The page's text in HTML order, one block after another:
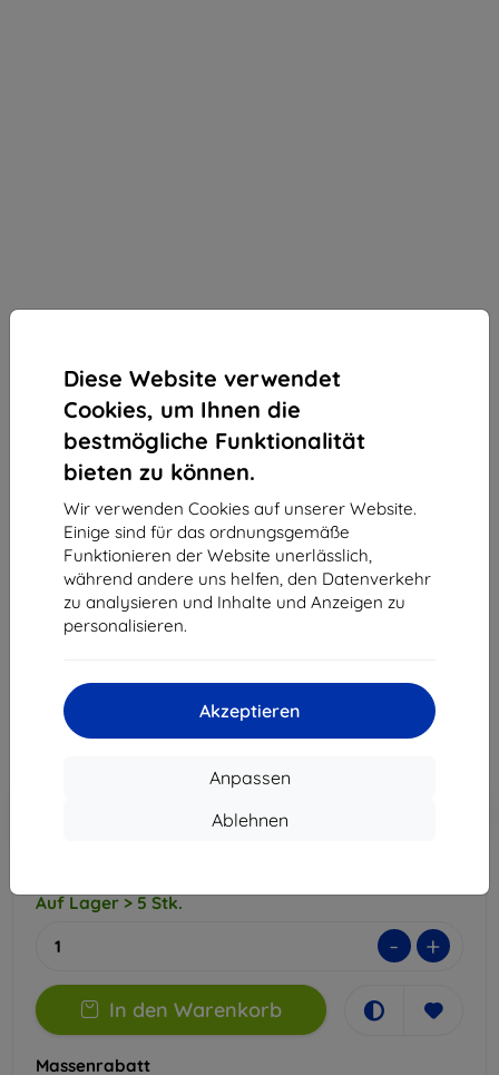
Diese Website verwendet
Cookies, um Ihnen die
bestmögliche Funktionalität
bieten zu können.
Wir verwenden Cookies auf unserer Website.
Einige sind für das ordnungsgemäße
Funktionieren der Website unerlässlich,
während andere uns helfen, den Datenverkehr
zu analysieren und Inhalte und Anzeigen zu
personalisieren.
Akzeptieren
Anpassen
Ablehnen
SPIGEN Neo Flex HD Schutzfolie für Apple Watch 4
40mm (061FL25575)
Geeignet für: Apple Watch 40mm
Transparente elastische TPU-Folie für Apple Watch 40mm,
schützt vor Kratzern, selbstheilend, blasenfreie Montage, 3
Stück + Installationsset
Produktbeschreibung
14,30 €
Auf Lager > 5 Stk.
- +
In den Warenkorb
Massenrabatt